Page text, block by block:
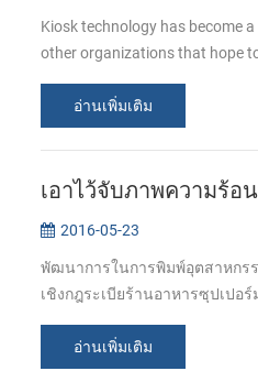
Kiosk technology has become
other organizations that hope
อ่านเพิ่มเติม
เอาไว้จับภาพความร้
2016-05-23
พัฒนาการในการพิมพ์อุตสาหกรร
เชิงกฎระเบียร้านอาหารซุปเปอ
อ่านเพิ่มเติม